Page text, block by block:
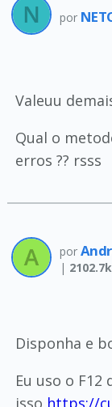
por
Valeuu
Qual o
erros ?? rsss
por
| 2102.7k
Disponha e
Eu uso o
isso https://